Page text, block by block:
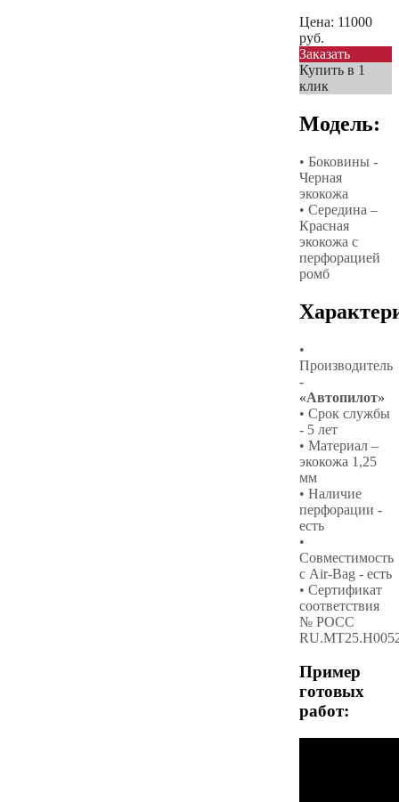
Цена: 11000
руб.
Заказать
Купить в 1
клик
Модель:
• Боковины -
Черная
экокожа
• Середина –
Красная
экокожа с
перфорацией
ромб
•
Производитель
-
«Автопилот»
• Срок службы
- 5 лет
• Материал –
экокожа 1,25
мм
• Наличие
перфорации -
есть
•
Совместимость
с Air-Bag - есть
• Сертификат
соответствия
№ РОСС
Пример
готовых
работ: